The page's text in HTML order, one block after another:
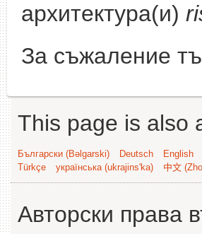
архитектура(и)
За съжаление
This page is also
Български (Bəlgarski) Deutsch English
Türkçe
українська (ukrajins'ka) 中文
Авторски права